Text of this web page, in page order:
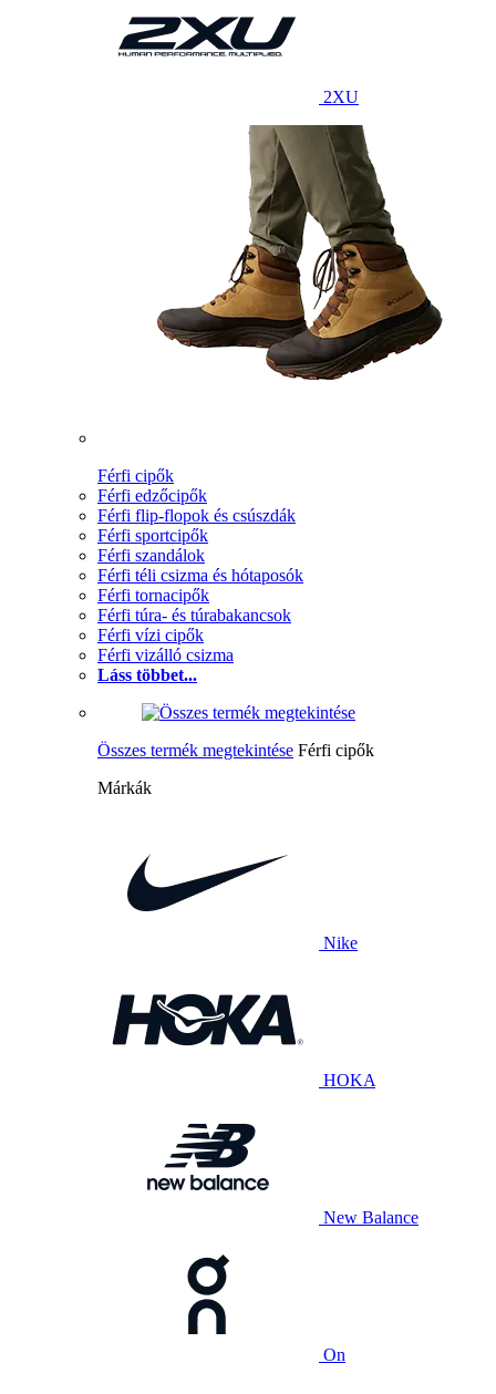
2XU
Férfi cipők
Férfi edzőcipők
Férfi flip-flopok és csúszdák
Férfi sportcipők
Férfi szandálok
Férfi téli csizma és hótaposók
Férfi tornacipők
Férfi túra- és túrabakancsok
Férfi vízi cipők
Férfi vizálló csizma
Láss többet...
Összes termék megtekintése Férfi cipők
Márkák
Nike
HOKA
New Balance
On